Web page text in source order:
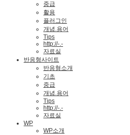
중급
활용
플러그인
개념.용어
Tips
http://-.-
자료실
반응형사이트
반응형소개
기초
중급
개념.용어
Tips
http://-.-
자료실
WP
WP소개